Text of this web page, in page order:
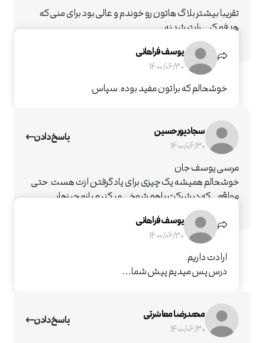
تقریبا بیشتر بلاگ هاتون رو خوندم و عالی بود برای منی که
هدفم کپی رایتر شدنه…
ممنونم ازتون آقای فراهانی
یوسف فراهانی
1400/06/30
خوشحالم که براتون مفید بوده. سپاس.
سجاد پورحسین
1400/06/30
پاسخ دادن
مرسی یوسف جان
خوشحالم همیشه یک چیزی برای یادگرفتن ازت هست. حتی
مواقعی که در شرکت باهم شوخی میکنیم بازم چیزهایی
یادگرفتنی زیاد میگی
یوسف فراهانی
1400/06/30
ارادت داریم.
درس پس میدیم پیش شما…
محمدرضا معاشرتی
1400/06/30
پاسخ دادن